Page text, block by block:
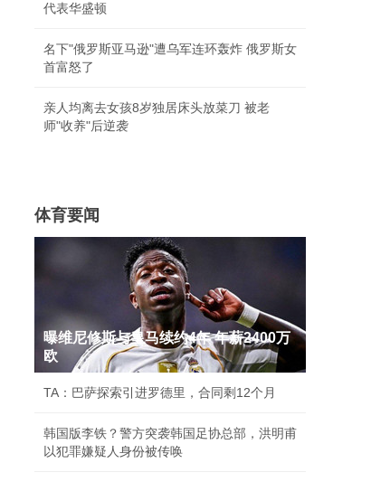
代表华盛顿
名下"俄罗斯亚马逊"遭乌军连环轰炸 俄罗斯女
首富怒了
亲人均离去女孩8岁独居床头放菜刀 被老
师"收养"后逆袭
体育要闻
曝维尼修斯与皇马续约4年 年薪2400万
欧
TA：巴萨探索引进罗德里，合同剩12个月
韩国版李铁？警方突袭韩国足协总部，洪明甫
以犯罪嫌疑人身份被传唤